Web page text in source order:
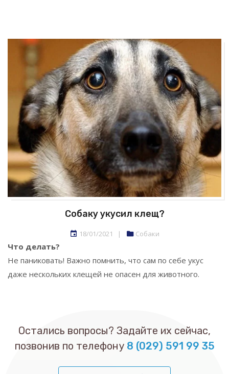
Собаку укусил клещ?
18/01/2021 | Собаки
Что делать?
Не паниковать! Важно помнить, что сам по себе укус
даже нескольких клещей не опасен для животного.
Остались вопросы? Задайте их сейчас,
позвонив по телефону 8 (029) 591 99 35